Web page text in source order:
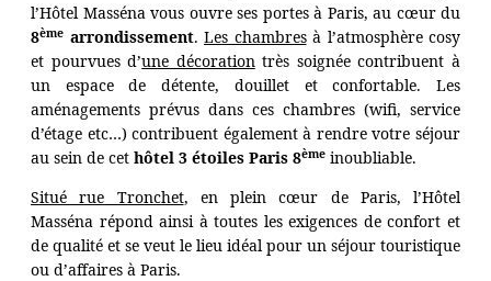
l’Hôtel Masséna vous ouvre ses portes à Paris, au cœur du
8ème arrondissement. Les chambresà l’atmosphère cosy
et pourvues d’une décorationtrès soignée contribuent à
un espace de détente, douillet et confortable. Les
aménagements prévus dans ces chambres (wifi, service
d’étage etc…) contribuent également à rendre votre séjour
au sein de cet hôtel 3 étoiles Paris 8ème inoubliable.
Situé rue Tronchet, en plein cœur de Paris, l’Hôtel
Masséna répond ainsi à toutes les exigences de confort et
de qualité et se veut le lieu idéal pour un séjour touristique
ou d’affaires à Paris.
CONCIERGERIE
CONTACT
MESURES D'HYGIÈNE
HÔTEL PARTENAIRE